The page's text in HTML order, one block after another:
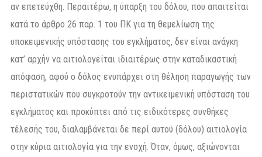
αν επετεύχθη. Περαιτέρω, η ύπαρξη του δόλου, που απαιτείται
κατά το άρθρο 26 παρ. 1 του ΠΚ για τη θεμελίωση της
υποκειμενικής υπόστασης του εγκλήματος, δεν είναι ανάγκη
κατ’ αρχήν να αιτιολογείται ιδιαιτέρως στην καταδικαστική
απόφαση, αφού ο δόλος ενυπάρχει στη θέληση παραγωγής των
περιστατικών που συγκροτούν την αντικειμενική υπόσταση του
εγκλήματος και προκύπτει από τις ειδικότερες συνθήκες
τέλεσής του, διαλαμβάνεται δε περί αυτού (δόλου) αιτιολογία
στην κύρια αιτιολογία για την ενοχή. Όταν, όμως, αξιώνονται